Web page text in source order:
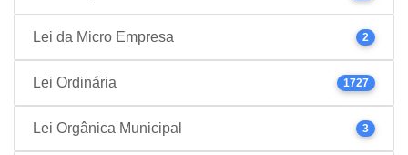
Lei da Micro Empresa 2
Lei Ordinária 1727
Lei Orgânica Municipal 3